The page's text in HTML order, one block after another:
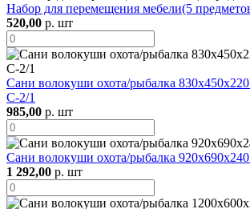
Набор для перемещения мебели(5
520,00 р. шт
Сани волокуши охота/рыбалка
С-2/1
985,00 р. шт
Сани волокуши охота/рыбалка
1 292,00 р. шт